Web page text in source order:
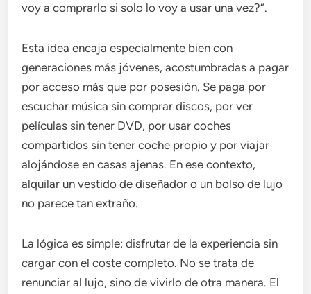
voy a comprarlo si solo lo voy a usar una vez?”.
Esta idea encaja especialmente bien con
generaciones más jóvenes, acostumbradas a pagar
por acceso más que por posesión. Se paga por
escuchar música sin comprar discos, por ver
películas sin tener DVD, por usar coches
compartidos sin tener coche propio y por viajar
alojándose en casas ajenas. En ese contexto,
alquilar un vestido de diseñador o un bolso de lujo
no parece tan extraño.
La lógica es simple: disfrutar de la experiencia sin
cargar con el coste completo. No se trata de
renunciar al lujo, sino de vivirlo de otra manera. El